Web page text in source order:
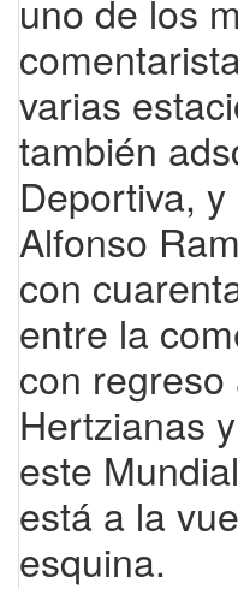
uno de los
varias
también
Deportiva,
Alfonso
con
entre la
con
Hertzianas
este
está a la
esquina.